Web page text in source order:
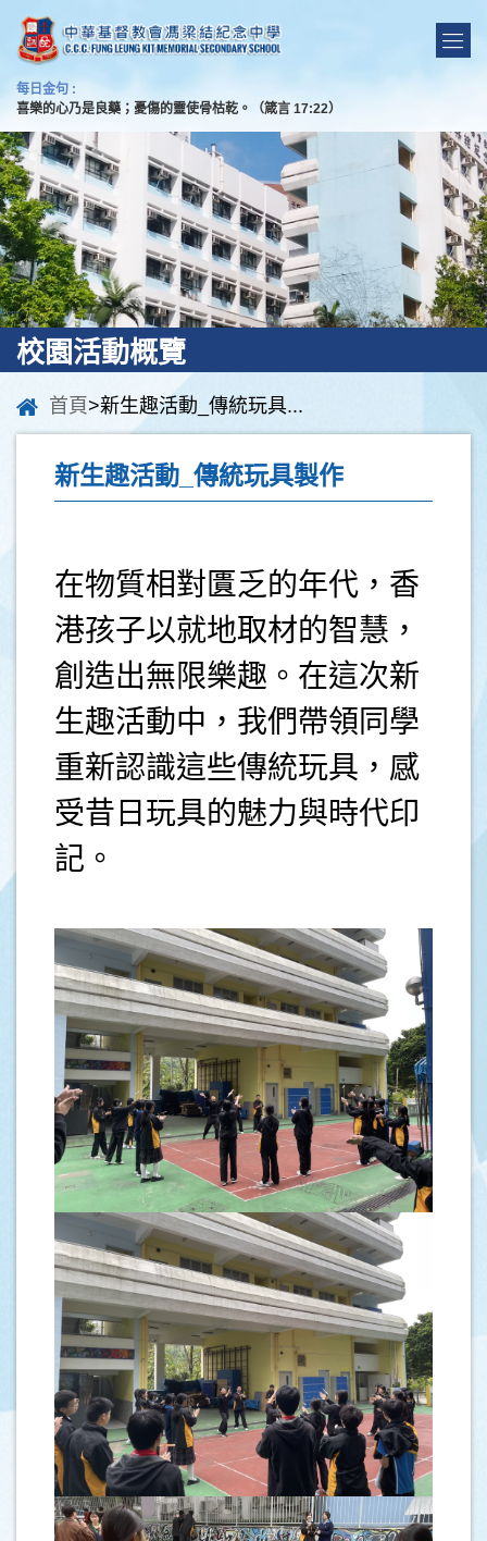
每日金句 :
喜樂的心乃是良藥；憂傷的靈使骨枯乾。（箴言 17:22）
校園活動概覽
首頁>新生趣活動_傳統玩具...
新生趣活動_傳統玩具製作
在物質相對匱乏的年代，香
港孩子以就地取材的智慧，
創造出無限樂趣。在這次新
生趣活動中，我們帶領同學
重新認識這些傳統玩具，感
受昔日玩具的魅力與時代印
記。